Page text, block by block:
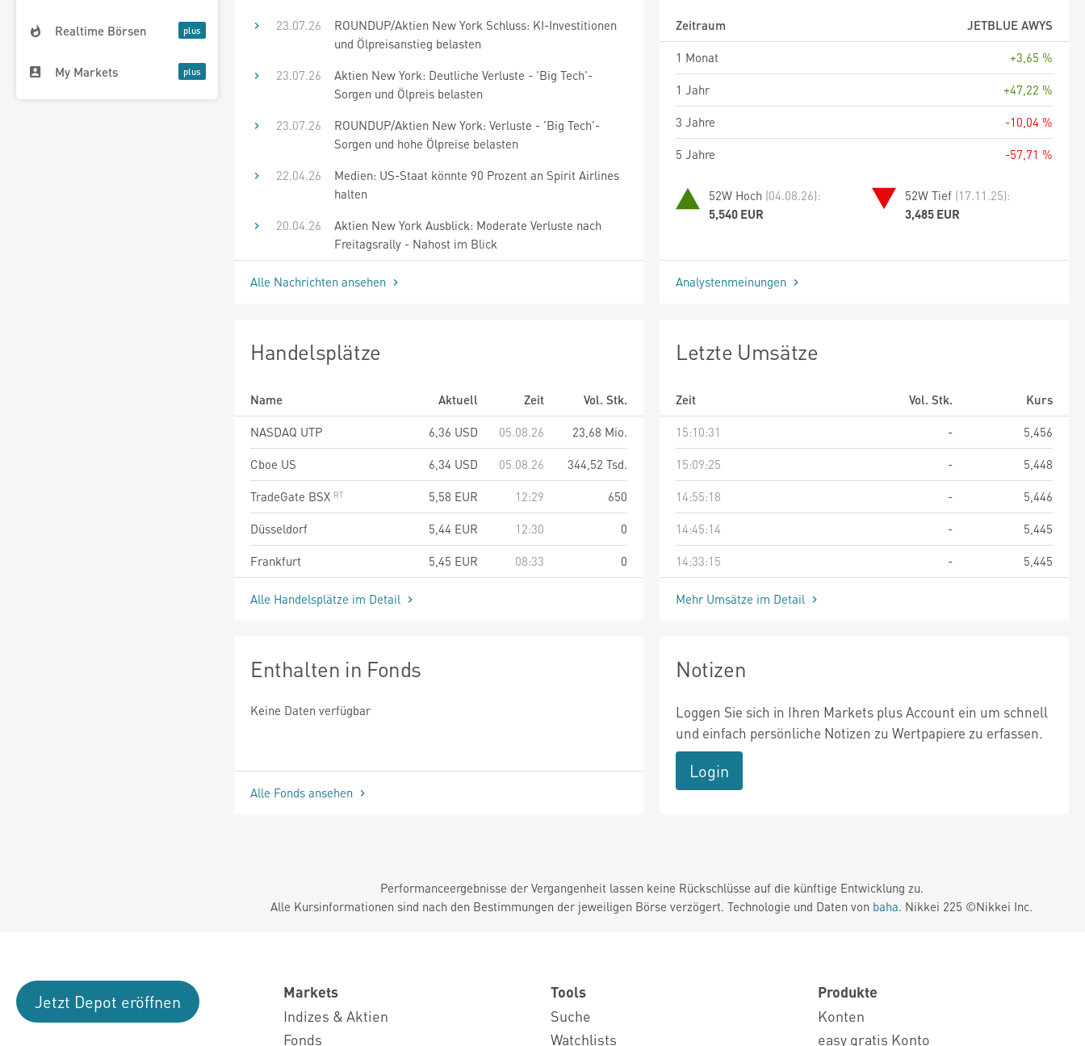
Realtime Börsen
My Markets
23.07.26
ROUNDUP/Aktien New York Schluss: KI-Investitionen
und Ölpreisanstieg belasten
23.07.26
Aktien New York: Deutliche Verluste - 'Big Tech'-
Sorgen und Ölpreis belasten
23.07.26
ROUNDUP/Aktien New York: Verluste - 'Big Tech'-
Sorgen und hohe Ölpreise belasten
22.04.26
Medien: US-Staat könnte 90 Prozent an Spirit Airlines
halten
20.04.26
Aktien New York Ausblick: Moderate Verluste nach
Freitagsrally - Nahost im Blick
Alle Nachrichten ansehen
Zeitraum
JETBLUE AWYS
1 Monat
+3,65 %
1 Jahr
+47,22 %
3 Jahre
-10,04 %
5 Jahre
-57,71 %
52W Hoch (04.08.26):
5,540 EUR
52W Tief (17.11.25):
3,485 EUR
Analystenmeinungen
Handelsplätze
Name Aktuell Zeit
Vol. Stk.
NASDAQ UTP
6,36 USD 05.08.26
23,68 Mio.
Cboe US
6,34 USD 05.08.26
344,52 Tsd.
TradeGate BSX
5,58 EUR 12:29
650
Düsseldorf
5,44 EUR 12:30
0
Frankfurt
5,45 EUR 08:33 0
Alle Handelsplätze im Detail
Letzte Umsätze
Zeit Vol. Stk.
Kurs
15:10:31
-
5,456
15:09:25
-
5,448
14:55:18
-
5,446
14:45:14
-
5,445
14:33:15
- 5,445
Mehr Umsätze im Detail
Enthalten in Fonds
Keine Daten verfügbar
Alle Fonds ansehen
Notizen
Loggen Sie sich in Ihren Markets plus Account ein um schnell
und einfach persönliche Notizen zu Wertpapiere zu erfassen.
Login
Performanceergebnisse der Vergangenheit lassen keine Rückschlüsse auf die künftige Entwicklung zu.
Alle Kursinformationen sind nach den Bestimmungen der jeweiligen Börse verzögert. Technologie und Daten von baha. Nikkei 225 ©Nikkei Inc.
Jetzt Depot eröffnen
Markets
Indizes & Aktien
Fonds
Tools
Suche
Watchlists
Produkte
Konten
easy gratis Konto